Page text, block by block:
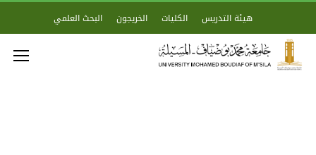
هيئة التدريس الكليات الخريجون البحث العلمي